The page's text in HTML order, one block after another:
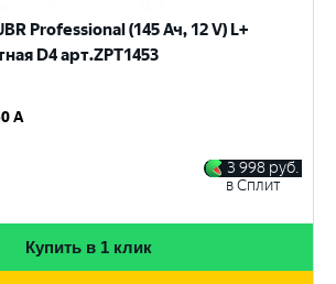
Professional (145 Ач, 12 V) L+
D4 арт.ZPT1453
A
3 998 руб.
в Сплит
Купить в 1 клик